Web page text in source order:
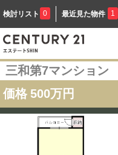
検討リスト 0 最近見た物件 1
三和第7マンション
価格 500万円